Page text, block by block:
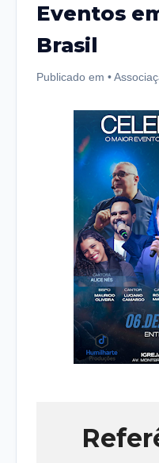
Eventos
Brasil
Publicado em •